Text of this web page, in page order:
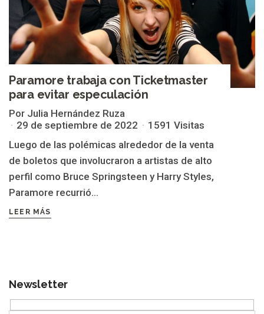
Paramore trabaja con Ticketmaster
para evitar especulación
Por Julia Hernández Ruza
29 de septiembre de 2022
1591 Visitas
Luego de las polémicas alrededor de la venta
de boletos que involucraron a artistas de alto
perfil como Bruce Springsteen y Harry Styles,
Paramore recurrió...
LEER MÁS
Newsletter